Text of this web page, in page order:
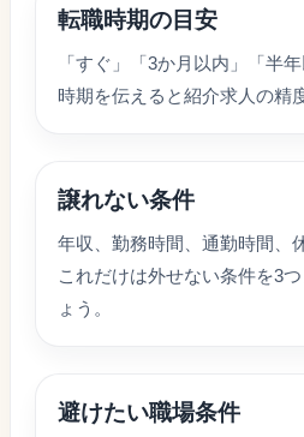
転職時期の目安
「すぐ」「3か月以内」「半
時期を伝えると紹介求人の精
譲れない条件
年収、勤務時間、通勤時間、
これだけは外せない条件を3
ょう。
避けたい職場条件